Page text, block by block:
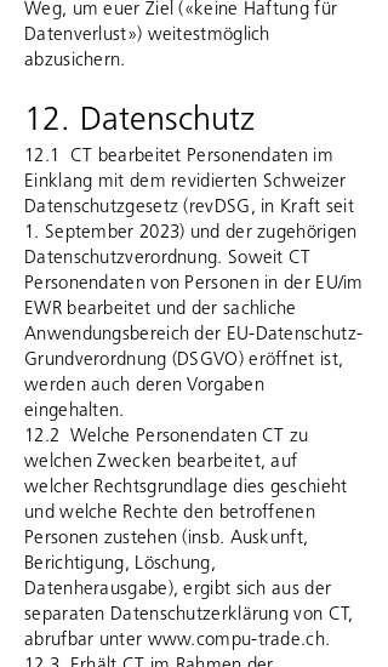
Weg, um euer Ziel («keine Haftung für
Datenverlust») weitestmöglich
abzusichern.
12. Datenschutz
12.1 CT bearbeitet Personendaten im
Einklang mit dem revidierten Schweizer
Datenschutzgesetz (revDSG, in Kraft seit
1. September 2023) und der zugehörigen
Datenschutzverordnung. Soweit CT
Personendaten von Personen in der EU/im
EWR bearbeitet und der sachliche
Anwendungsbereich der EU-Datenschutz-
Grundverordnung (DSGVO) eröffnet ist,
werden auch deren Vorgaben
eingehalten.
12.2 Welche Personendaten CT zu
welchen Zwecken bearbeitet, auf
welcher Rechtsgrundlage dies geschieht
und welche Rechte den betroffenen
Personen zustehen (insb. Auskunft,
Berichtigung, Löschung,
Datenherausgabe), ergibt sich aus der
separaten Datenschutzerklärung von CT,
abrufbar unter www.compu-trade.ch.